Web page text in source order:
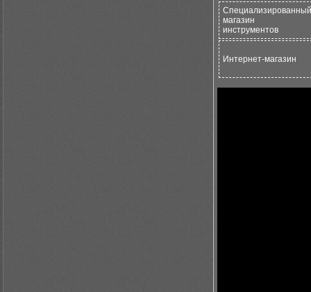
Специализированный
магазин
инструментов
Интернет-магазин